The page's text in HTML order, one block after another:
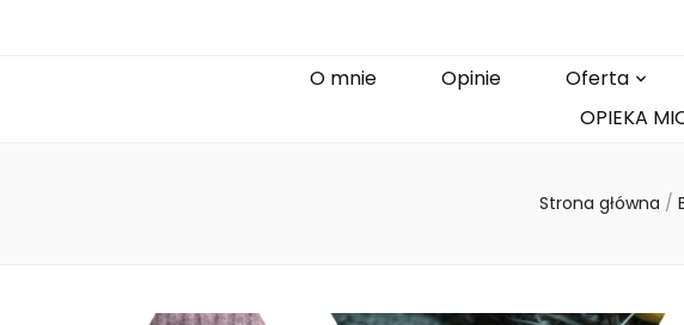
O mnie Opinie Oferta
OPIEKA
Strona główna /